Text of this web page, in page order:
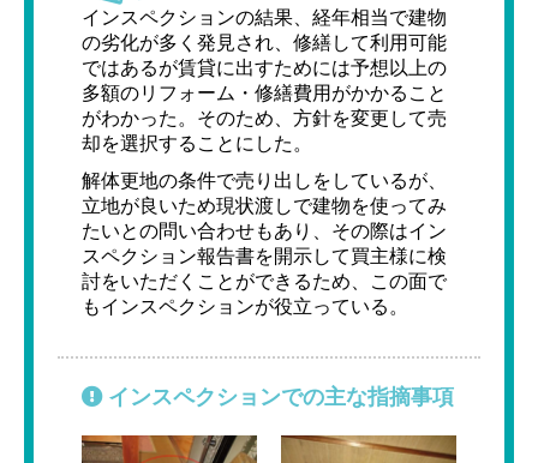
インスペクションの結果、経年相当で建物
の劣化が多く発見され、修繕して利用可能
ではあるが賃貸に出すためには予想以上の
多額のリフォーム・修繕費用がかかること
がわかった。そのため、方針を変更して売
却を選択することにした。
解体更地の条件で売り出しをしているが、
立地が良いため現状渡しで建物を使ってみ
たいとの問い合わせもあり、その際はイン
スペクション報告書を開示して買主様に検
討をいただくことができるため、この面で
もインスペクションが役立っている。
インスペクションでの主な指摘事項